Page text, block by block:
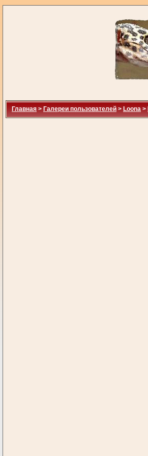
Главная > Галереи пользователей > Loona >